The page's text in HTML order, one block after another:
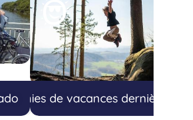
Colonies de vacances dernière